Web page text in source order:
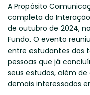
A Propósito
completa do Interação
de outubro de 2024,
Fundo. O evento
entre estudantes dos
pessoas que já
seus estudos, além
demais interessados